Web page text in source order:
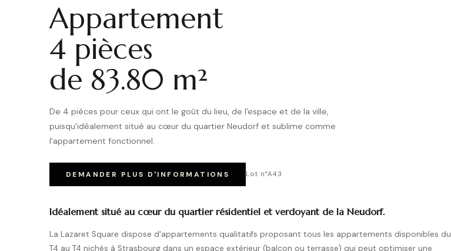
Appartement
4 pièces
de 83.80 m²
De 4 pièces pour ceux qui ont le goût du lieu, de l'espace et de la ville,
puisqu'idéalement situé au cœur du quartier Neudorf et sublime comme
l'appartement fonctionnel.
DEMANDER PLUS D'INFORMATIONS Lot n°A43
Idéalement situé au cœur du quartier résidentiel et verdoyant de la Neudorf.
La Lazaret Square dispose d'appartements qualitatifs proposant tous les appartements disponibles du
T4 au T4 nichés à Strasbourg dans un espace extérieur (balcon ou terrasse) qui peut optimiser une